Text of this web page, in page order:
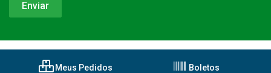
Meus Pedidos Boletos